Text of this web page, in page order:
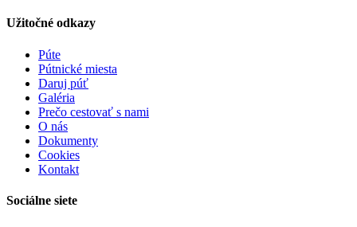
Užitočné odkazy
Púte
Pútnické miesta
Daruj púť
Galéria
Prečo cestovať s nami
O nás
Dokumenty
Cookies
Kontakt
Sociálne siete